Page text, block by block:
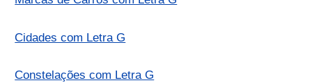
Cidades com Letra G
Constelações com Letra G